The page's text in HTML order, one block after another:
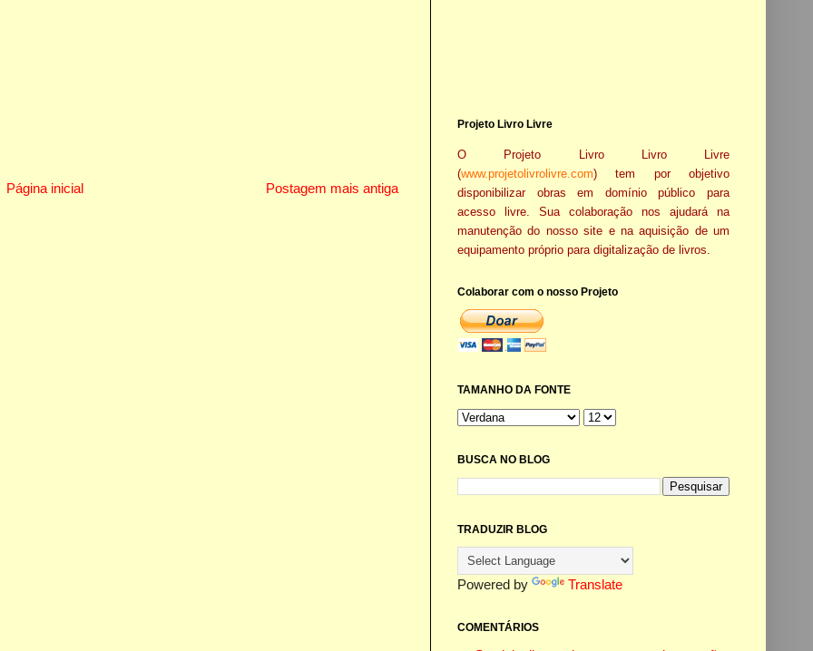
Postagem mais antiga
Página inicial
Projeto Livro Livre
O Projeto Livro Livro Livre
(www.projetolivrolivre.com) tem por objetivo
disponibilizar obras em domínio público para
acesso livre. Sua colaboração nos ajudará na
manutenção do nosso site e na aquisição de um
equipamento próprio para digitalização de livros.
Colaborar com o nosso Projeto
TAMANHO DA FONTE
BUSCA NO BLOG
TRADUZIR BLOG
Powered by Translate
COMENTÁRIOS